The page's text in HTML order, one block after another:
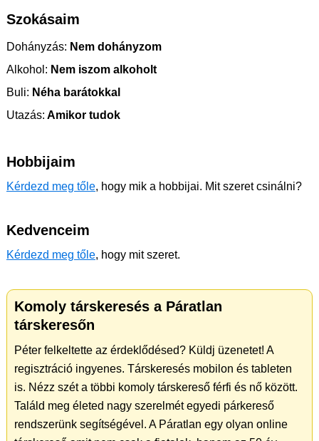
Szokásaim
Dohányzás: Nem dohányzom
Alkohol: Nem iszom alkoholt
Buli: Néha barátokkal
Utazás: Amikor tudok
Hobbijaim
Kérdezd meg tőle, hogy mik a hobbijai. Mit szeret csinálni?
Kedvenceim
Kérdezd meg tőle, hogy mit szeret.
Komoly társkeresés a Páratlan
társkeresőn
Péter felkeltette az érdeklődésed? Küldj üzenetet! A
regisztráció ingyenes. Társkeresés mobilon és tableten
is. Nézz szét a többi komoly társkereső férfi és nő között.
Találd meg életed nagy szerelmét egyedi párkereső
rendszerünk segítségével. A Páratlan egy olyan online